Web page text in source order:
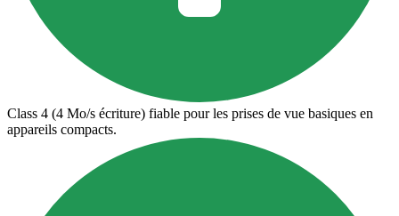
Class 4 (4 Mo/s écriture) fiable pour les prises de vue basiques en
appareils compacts.